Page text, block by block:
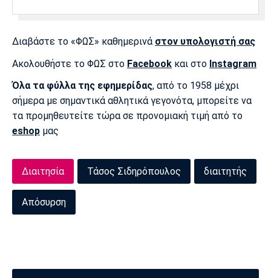
Διαβάστε το «ΦΩΣ» καθημερινά στον υπολογιστή σας
Ακολουθήστε το ΦΩΣ στο Facebook και στο Instagram
Όλα τα φύλλα της εφημερίδας, από το 1958 μέχρι
σήμερα με σημαντικά αθλητικά γεγονότα, μπορείτε να
τα προμηθευτείτε τώρα σε προνομιακή τιμή από το
eshop μας
Διαιτησία Τάσος Σιδηρόπουλος διαιτητής
Απόσυρση